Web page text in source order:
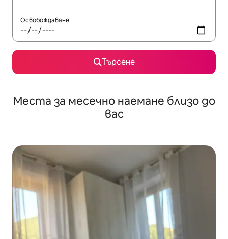
Освобождаване
Търсене
Места за месечно наемане близо до
вас